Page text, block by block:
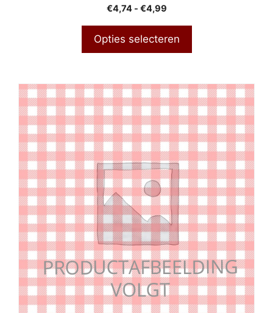
€4,74 - €4,99Prijsklasse:
€4,99
Opties selecteren